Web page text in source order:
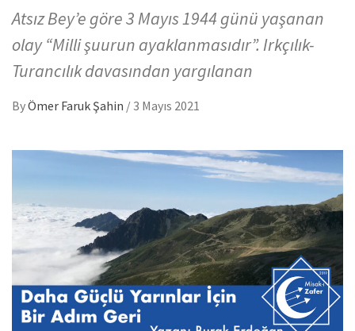
Atsız Bey’e göre 3 Mayıs 1944 günü yaşanan
olay “Milli şuurun ayaklanmasıdır”. Irkçılık-
Turancılık davasından yargılanan
ByÖmer Faruk Şahin / 3 Mayıs 2021